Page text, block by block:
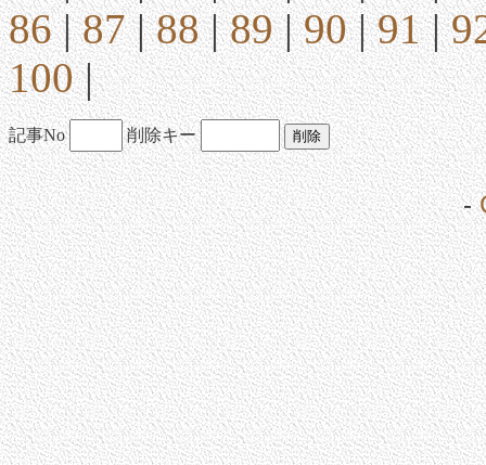
86|87|88|89|90|91|
100|
記事No 削除キー
-